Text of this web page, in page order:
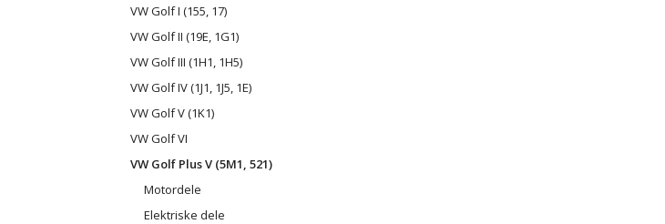
VW Golf I (155, 17)
VW Golf II (19E, 1G1)
VW Golf III (1H1, 1H5)
VW Golf IV (1J1, 1J5, 1E)
VW Golf V (1K1)
VW Golf VI
VW Golf Plus V (5M1, 521)
Motordele
Elektriske dele